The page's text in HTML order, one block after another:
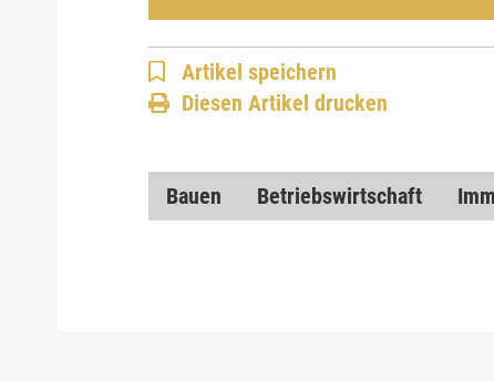
Artikel speichern
Diesen Artikel drucken
Bauen Betriebswirtschaft